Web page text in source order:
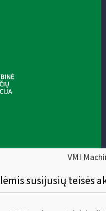
VMI
susijusių teisės